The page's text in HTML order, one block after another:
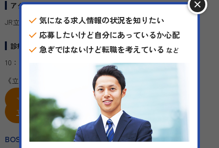
アクセス
JR立川駅 徒歩5分
診療時間
10：00～20：00
《立川院についての詳しい情報はこちら
立川院 常勤の求人 >>
立川院 非常勤の求人 >>
BOSSクリニック上野
気になる求人情報の状況を知りたい
応募したいけど自分にあっているか心配
急ぎではないけど転職を考えている など